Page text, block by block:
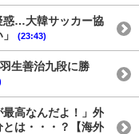
惑…大韓サッカー協
(23:43)
生善治九段に勝
高なんだよ！」外
は・・・？【海外